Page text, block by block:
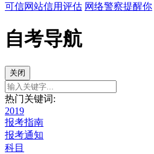
可信网站信用评估 网络警察提醒你
自考导航
关闭
热门关键词:
2019
报考指南
报考通知
科目